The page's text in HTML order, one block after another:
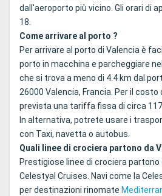
dall'aeroporto più vicino. Gli orari di
18.
Come arrivare al porto ?
Per arrivare al porto di Valencia è
porto in macchina e parcheggiare
che si trova a meno di 4.4 km dal
26000 Valencia, Francia. Per il costo
prevista una tariffa fissa di circa
In alternativa, potrete usare i
con Taxi, navetta o autobus.
Quali linee di crociera partono da
Prestigiose linee di crociera partono
Celestyal Cruises. Navi come la
per destinazioni rinomate